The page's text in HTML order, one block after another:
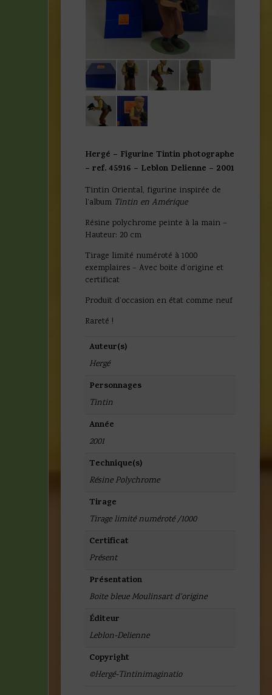
Hergé – Figurine Tintin photographe
– ref. 45916 – Leblon Delienne – 2001
Tintin Oriental, figurine inspirée de
l’album Tintin en Amérique
Résine polychrome peinte à la main –
Hauteur: 20 cm
Tirage limité numéroté à 1000
exemplaires – Avec boite d’origine et
certificat
Produit d’occasion en état comme neuf
Rareté !
Auteur(s)
Hergé
Personnages
Tintin
Année
2001
Technique(s)
Résine Polychrome
Tirage
Tirage limité numéroté /1000
Certificat
Présent
Présentation
Boite bleue Moulinsart d'origine
Éditeur
Leblon-Delienne
Copyright
©Hergé-Tintinimaginatio